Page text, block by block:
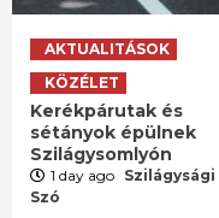
AKTUALITÁSOK
KÖZÉLET
Kerékpárutak és
sétányok épülnek
Szilágysomlyón
1 day ago Szilágysági
Szó